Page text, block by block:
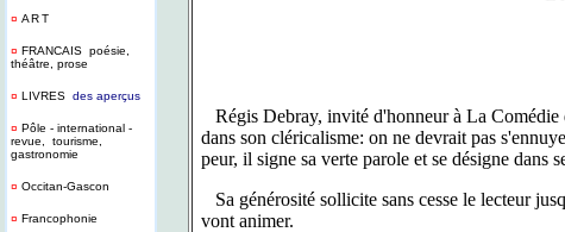
¤ ART
¤ FRANCAIS poésie,
théâtre, prose
¤ LIVRES des aperçus
¤ Pôle - international -
revue, tourisme,
gastronomie
¤ Occitan-Gascon
¤ Francophonie
Régis Debray, invité d'honneur à La
dans son cléricalisme: on ne devrait pas
peur, il signe sa verte parole et se désigne dans
Sa générosité sollicite sans cesse le lecteur
vont animer.